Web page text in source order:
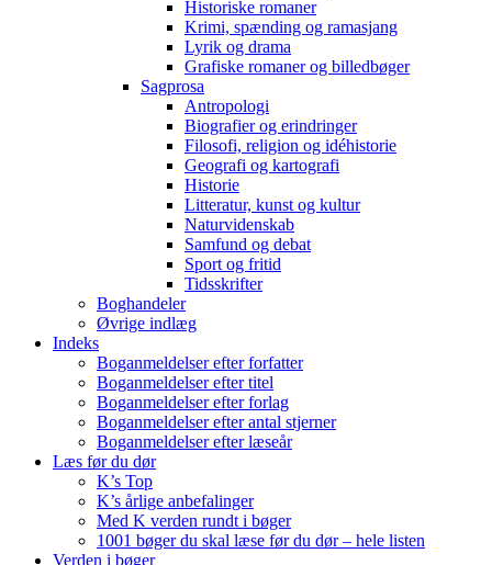
Historiske romaner
Krimi, spænding og ramasjang
Lyrik og drama
Grafiske romaner og billedbøger
Sagprosa
Antropologi
Biografier og erindringer
Filosofi, religion og idéhistorie
Geografi og kartografi
Historie
Litteratur, kunst og kultur
Naturvidenskab
Samfund og debat
Sport og fritid
Tidsskrifter
Boghandeler
Øvrige indlæg
Indeks
Boganmeldelser efter forfatter
Boganmeldelser efter titel
Boganmeldelser efter forlag
Boganmeldelser efter antal stjerner
Boganmeldelser efter læseår
Læs før du dør
K’s Top
K’s årlige anbefalinger
Med K verden rundt i bøger
1001 bøger du skal læse før du dør – hele listen
Verden i bøger